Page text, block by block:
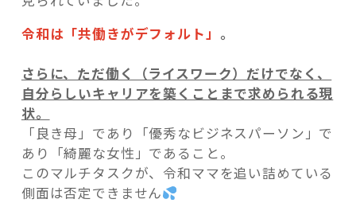
令和は「共働きがデフォルト」 。
さらに、ただ働く（ライスワーク）だけでなく、
自分らしいキャリアを築くことまで求められる現
状。
「良き母」であり「優秀なビジネスパーソン」で
あり「綺麗な女性」であること。
このマルチタスクが、令和ママを追い詰めている
側面は否定できません